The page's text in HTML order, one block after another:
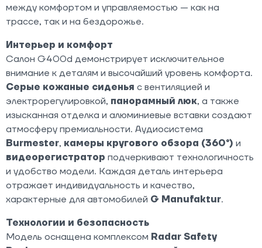
между комфортом и управляемостью — как на
трассе, так и на бездорожье.
Интерьер и комфорт
Салон G400d демонстрирует исключительное
внимание к деталям и высочайший уровень комфорта.
Серые кожаные сиденья с вентиляцией и
электрорегулировкой, панорамный люк, а также
изысканная отделка и алюминиевые вставки создают
атмосферу премиальности. Аудиосистема
Burmester, камеры кругового обзора (360°) и
видеорегистратор подчеркивают технологичность
и удобство модели. Каждая деталь интерьера
отражает индивидуальность и качество,
характерные для автомобилей G Manufaktur.
Технологии и безопасность
Модель оснащена комплексом Radar Safety